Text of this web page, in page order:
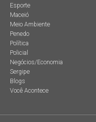
Esporte
Maceió
Meio Ambiente
Penedo
Política
Policial
Negócios/Economia
Sergipe
Blogs
Você Acontece